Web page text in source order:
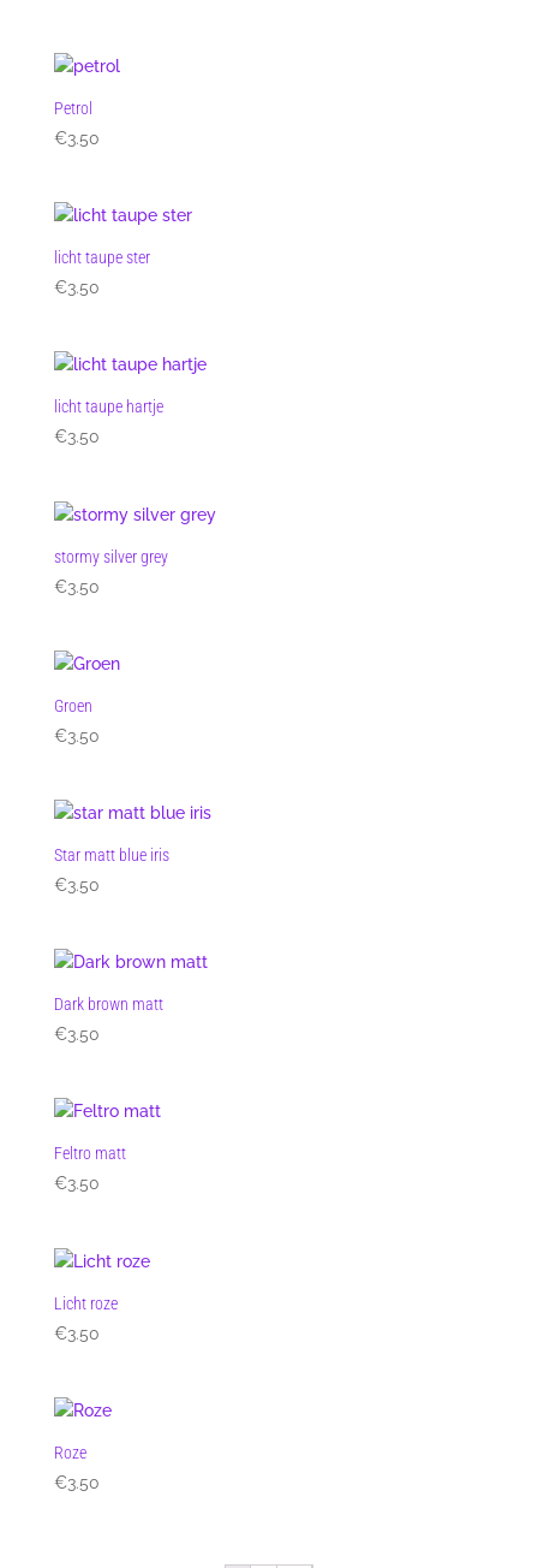
Petrol
€3.50
licht taupe ster
€3.50
licht taupe hartje
€3.50
stormy silver grey
€3.50
Groen
€3.50
Star matt blue iris
€3.50
Dark brown matt
€3.50
Feltro matt
€3.50
Licht roze
€3.50
Roze
€3.50